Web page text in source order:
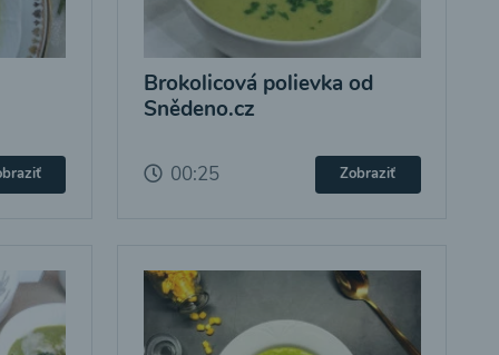
Brokolicová polievka od
Snědeno.cz
00:25 Zobraziť